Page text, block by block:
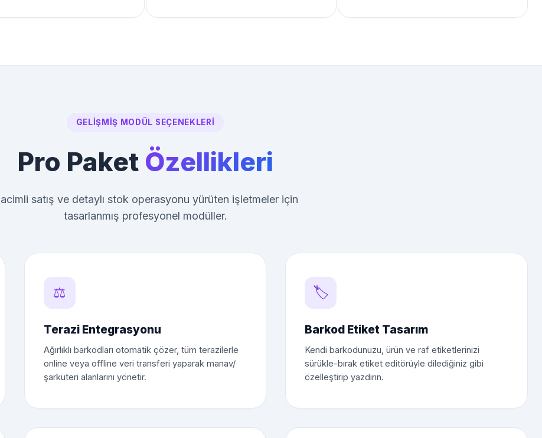
GELIŞMIŞ MODÜL SEÇENEKLERI
Pro Paket Özellikleri
satış ve detaylı stok operasyonu yürüten işletmeler için
tasarlanmış profesyonel modüller.
⚖️
Terazi Entegrasyonu
Ağırlıklı barkodları otomatik çözer, tüm terazilerle
online veya offline veri transferi yaparak manav/
şarküteri alanlarını yönetir.
🏷️
Barkod Etiket Tasarım
Kendi barkodunuzu, ürün ve raf etiketlerinizi
sürükle-bırak etiket editörüyle dilediğiniz gibi
özelleştirip yazdırın.